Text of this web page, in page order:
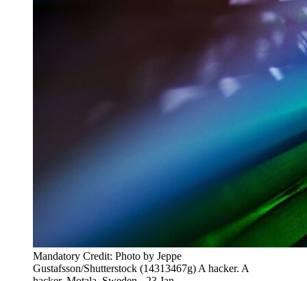
Mandatory Credit: Photo by Jeppe
Gustafsson/Shutterstock (14313467g) A hacker. A